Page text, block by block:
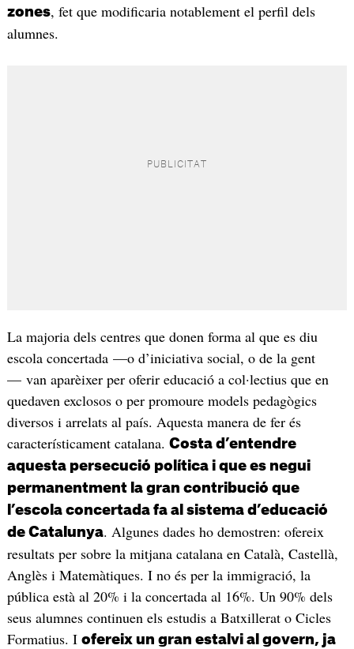
zones, fet que modificaria notablement el perfil dels
alumnes.
La majoria dels centres que donen forma al que es diu
escola concertada —o d’iniciativa social, o de la gent
— van aparèixer per oferir educació a col·lectius que en
quedaven exclosos o per promoure models pedagògics
diversos i arrelats al país. Aquesta manera de fer és
característicament catalana. Costa d’entendre
aquesta persecució política i que es negui
permanentment la gran contribució que
l’escola concertada fa al sistema d’educació
de Catalunya. Algunes dades ho demostren: ofereix
resultats per sobre la mitjana catalana en Català, Castellà,
Anglès i Matemàtiques. I no és per la immigració, la
pública està al 20% i la concertada al 16%. Un 90% dels
seus alumnes continuen els estudis a Batxillerat o Cicles
Formatius. I ofereix un gran estalvi al govern, ja